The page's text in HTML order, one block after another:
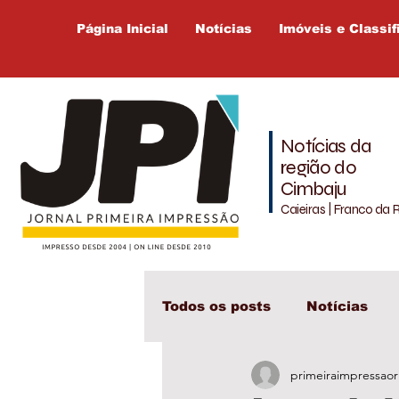
Página Inicial Notícias Imóveis e
Notícias da
região do
Cimbaju
Caieiras | Franco da
Todos os posts Notícias
Cajamar Cimbaju
primeiraimpressaor